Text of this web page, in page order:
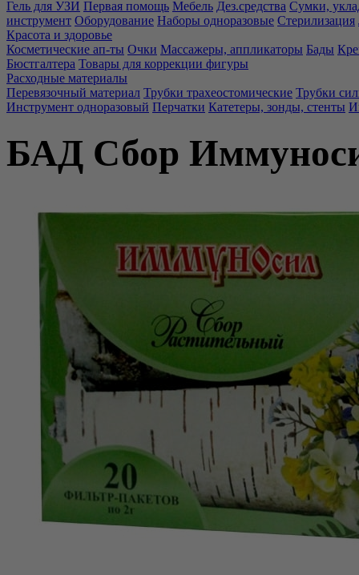
Гель для УЗИ Первая помощь Мебель Дез.средства Сумки,
инструмент Оборудование Наборы одноразовые Стерилизация
Красота и здоровье
Косметические ап-ты Очки Массажеры, аппликаторы Бады
Бюстгалтера Товары для коррекции фигуры
Расходные материалы
Перевязочный материал Трубки трахеостомические Трубки
Инструмент одноразовый Перчатки Катетеры, зонды, стенты
БАД Сбор